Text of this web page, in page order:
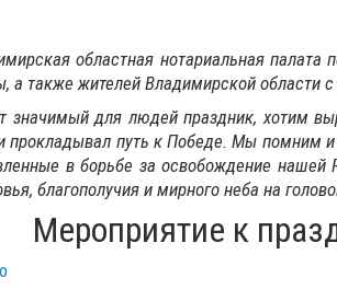
областная нотариальная палата
а также жителей Владимирской области
значимый для людей праздник, хотим
прокладывал путь к Победе. Мы помним
в борьбе за освобождение
благополучия и мирного неба на
Мероприятие к